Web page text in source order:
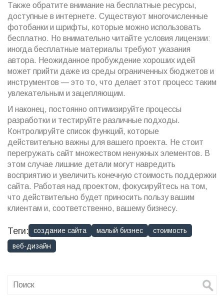
Также обратите внимание на бесплатные ресурсы,
доступные в интернете. Существуют многочисленные
фотобанки и шрифты, которые можно использовать
бесплатно. Но внимательно читайте условия лицензии:
иногда бесплатные материалы требуют указания
автора. Неожиданное пробуждение хороших идей
может прийти даже из среды ограниченных бюджетов и
инструментов — это то, что делает этот процесс таким
увлекательным и зацепляющим.
И наконец, постоянно оптимизируйте процессы
разработки и тестируйте различные подходы.
Контролируйте список функций, которые
действительно важны для вашего проекта. Не стоит
перегружать сайт множеством ненужных элементов. В
этом случае лишние детали могут навредить
восприятию и увеличить конечную стоимость поддержки
сайта. Работая над проектом, фокусируйтесь на том,
что действительно будет приносить пользу вашим
клиентам и, соответственно, вашему бизнесу.
Теги: создание сайта малый бизнес
стоимость
веб-дизайн